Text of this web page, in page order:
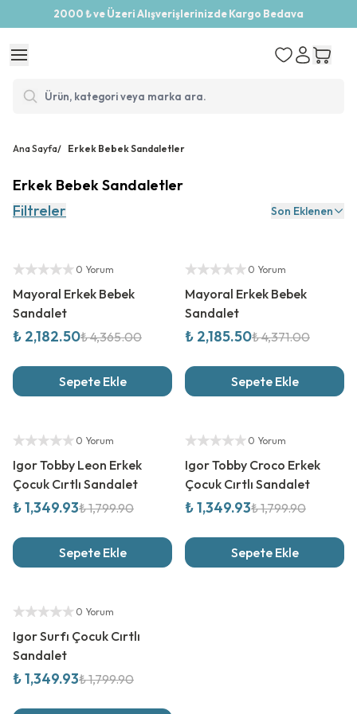
2000 ₺ ve Üzeri Alışverişlerinizde Kargo Bedava
Ana Sayfa/ Erkek Bebek Sandaletler
Erkek Bebek Sandaletler
Filtreler
Son Eklenen
Yetkili Satıcı
0 Yorum
Mayoral Erkek Bebek
Sandalet
₺ 2,182.50₺ 4,365.00
Sepete Ekle
Yetkili Satıcı
0 Yorum
Mayoral Erkek Bebek
Sandalet
₺ 2,185.50₺ 4,371.00
Sepete Ekle
Yetkili Satıcı
0 Yorum
Igor Tobby Leon Erkek
Çocuk Cırtlı Sandalet
₺ 1,349.93₺ 1,799.90
Sepete Ekle
Yetkili Satıcı
0 Yorum
Igor Tobby Croco Erkek
Çocuk Cırtlı Sandalet
₺ 1,349.93₺ 1,799.90
Sepete Ekle
Yetkili Satıcı
0 Yorum
Igor Surfı Çocuk Cırtlı
Sandalet
₺ 1,349.93₺ 1,799.90